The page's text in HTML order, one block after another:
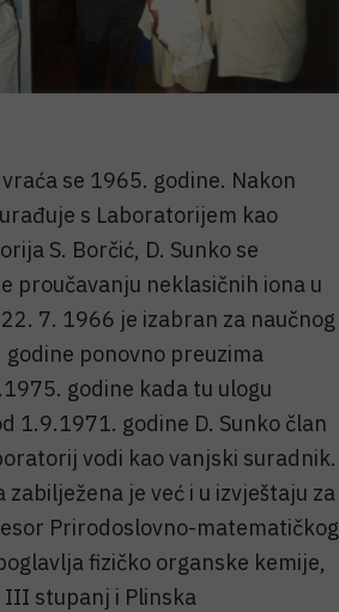
se 1965. godine. Nakon
s Laboratorijem kao
S. Borčić, D. Sunko se
proučavanju neklasičnih iona u
7. 1966 je izabran za naučnog
ponovno preuzima
godine kada tu ulogu
1.9.1971. godine D. Sunko član
vodi kao vanjski suradnik.
je već i u izvještaju za
Prirodoslovno-matematičkog
fizičko organske kemije,
stupanj i Plinska